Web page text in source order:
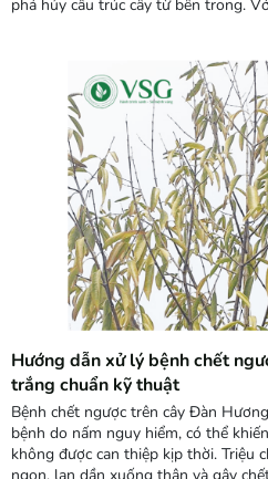
phá hủy cấu trúc cây từ bên trong.
Hướng dẫn xử lý bệnh chết
trắng chuẩn kỹ thuật
Bệnh chết ngược trên cây Đàn
bệnh do nấm nguy hiểm, có thể
không được can thiệp kịp thời. Triệu